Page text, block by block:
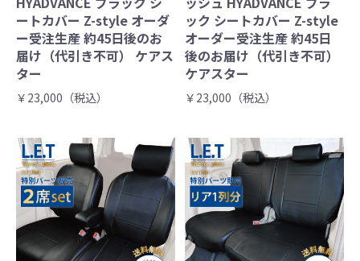
ートカバー Z-style オーダ
ー受注生産 約45日後のお
届け（代引き不可） ケアス
ター
￥23,000（税込）
ック シートカバー Z-style
オーダー受注生産 約45日
後のお届け（代引き不可）
ケアスター
￥23,000（税込）